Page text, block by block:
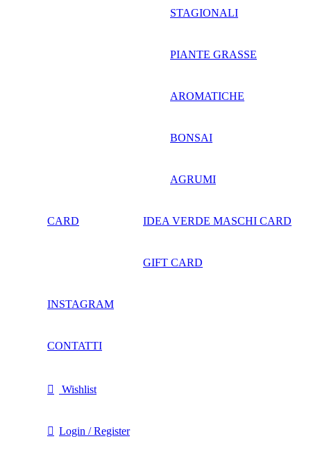
STAGIONALI
PIANTE GRASSE
AROMATICHE
BONSAI
AGRUMI
CARD IDEA VERDE MASCHI CARD
GIFT CARD
INSTAGRAM
CONTATTI
Wishlist
Login / Register